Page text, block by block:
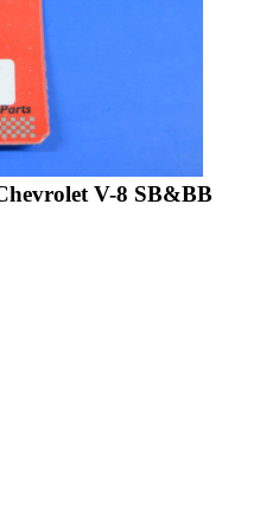
V-8 SB&BB